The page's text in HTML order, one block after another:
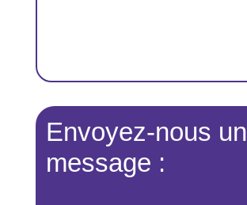
Envoyez-nous un
message :